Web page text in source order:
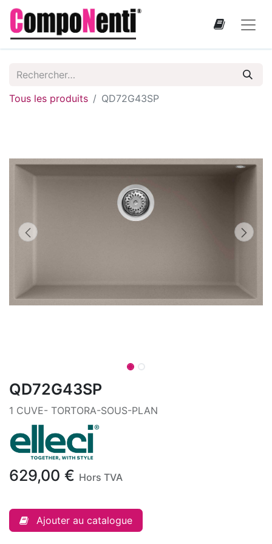
Tous les produits QD72G43SP
QD72G43SP
1 CUVE- TORTORA-SOUS-PLAN
629,00 € Hors TVA
Ajouter au catalogue